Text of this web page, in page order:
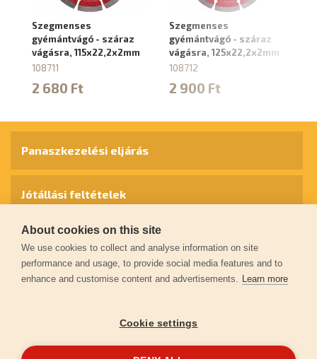
Szegmenses
gyémántvágó - száraz
vágásra, 115x22,2x2mm
108711
2 680 Ft
Szegmenses
gyémántvágó - száraz
vágásra, 125x22,2x2mm
108712
2 900 Ft
Panaszkezelési eljárás
Jótállási feltételek
Személyes adatok védelme
Kapcsolat
Garancia regisztráció
About cookies on this site
We use cookies to collect and analyse information on site
performance and usage, to provide social media features and to
enhance and customise content and advertisements. Learn more
Cookie settings